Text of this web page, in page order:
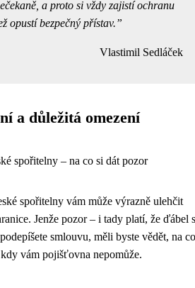
a proto si vždy zajistí ochranu
opustí bezpečný přístav.
Vlastimil Sedláček
a důležitá omezení
spořitelny – na co si dát pozor
spořitelny vám může výrazně ulehčit
Jenže pozor – i tady platí, že ďábel
smlouvu, měli byste vědět, na co
vám pojišťovna nepomůže.